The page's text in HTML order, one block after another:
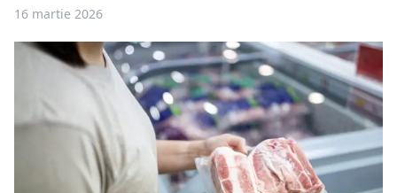
16 martie 2026